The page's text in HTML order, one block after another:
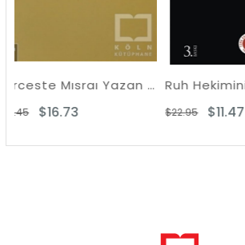
Berceste Mısraı Yazan Komünist - Enver Gökçe Ruh Hekiminin Hatıraları
$22.95